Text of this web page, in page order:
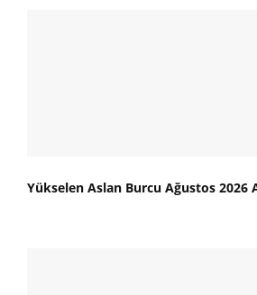
Yükselen Aslan Burcu Ağustos 2026